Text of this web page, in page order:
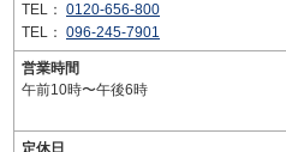
TEL： 0120-656-800
TEL： 096-245-7901
営業時間
午前10時〜午後6時
定休日